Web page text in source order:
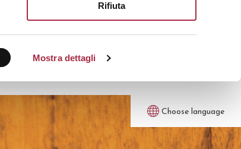
Mostra dettagli
Rifiuta
Choose language